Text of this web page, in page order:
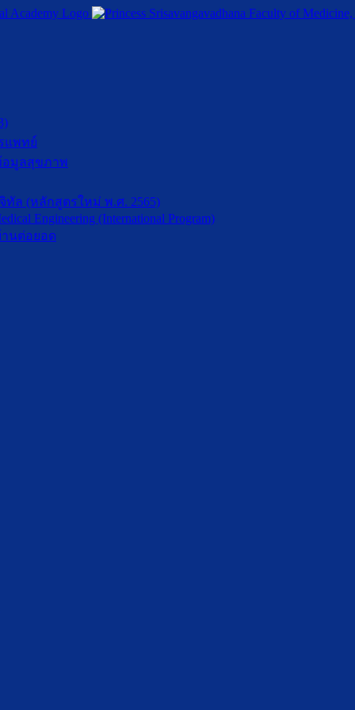
แพทย์
อมูลสุขภาพ
ล (หลักสูตรใหม่ พ.ศ. 2565)
Engineering (International Program)
นต่อยอด